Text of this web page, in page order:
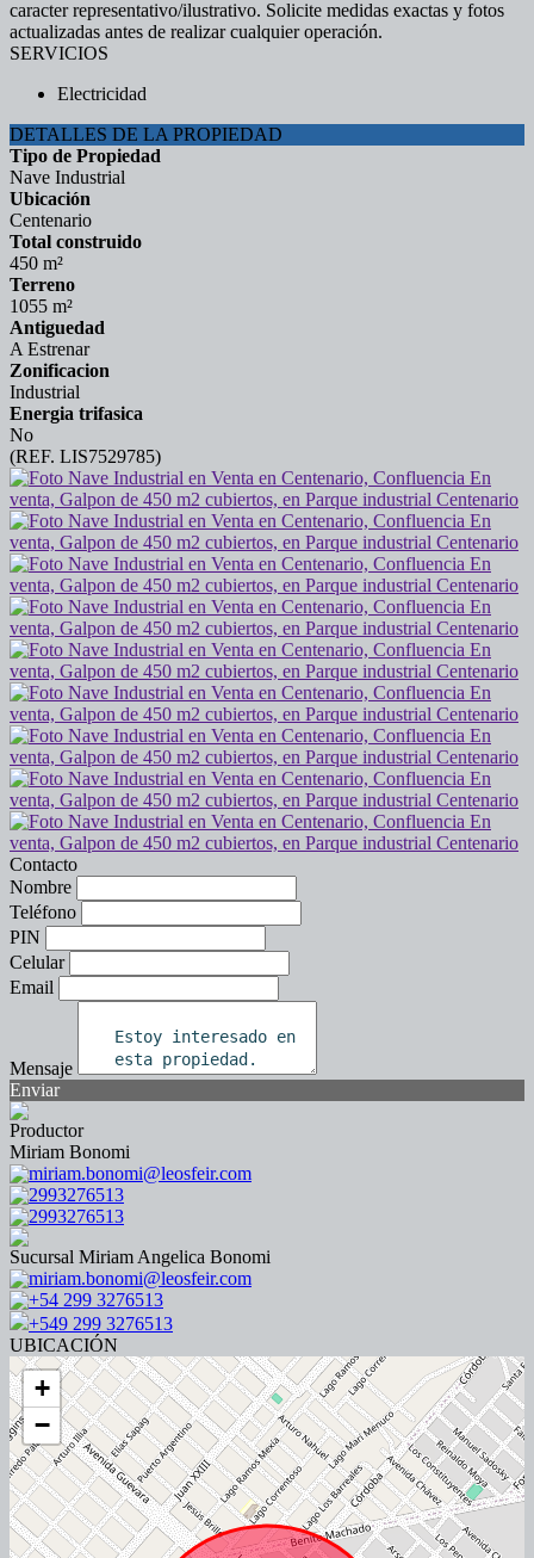
caracter representativo/ilustrativo. Solicite medidas exactas y fotos
actualizadas antes de realizar cualquier operación.
SERVICIOS
Electricidad
DETALLES DE LA PROPIEDAD
Tipo de Propiedad
Nave Industrial
Ubicación
Centenario
Total construido
450 m²
Terreno
1055 m²
Antiguedad
A Estrenar
Zonificacion
Industrial
Energia trifasica
No
(REF. LIS7529785)
Contacto
Nombre
Teléfono
PIN
Celular
Email
Mensaje
Enviar
Productor
Miriam Bonomi
miriam.bonomi@leosfeir.com
2993276513
2993276513
Sucursal Miriam Angelica Bonomi
miriam.bonomi@leosfeir.com
+54 299 3276513
+549 299 3276513
UBICACIÓN
+
−